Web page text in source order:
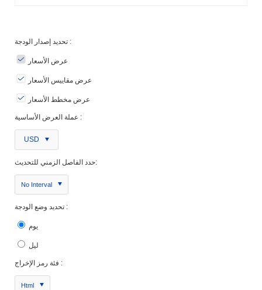
تحديد إصدار الودجة :
عرض الأسعار
عرض مقاييس الأسعار
عرض مخطط الأسعار
عملة العرض الأساسية :
USD
حدد الفاصل الزمني للتحديث:
No Interval
تحديد وضع الودجة :
يوم
ليل
فئة رمز الإخراج :
Html